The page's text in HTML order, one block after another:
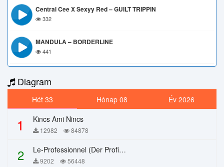
Central Cee X Sexyy Red – GUILT TRIPPIN
332
MANDULA – BORDERLINE
441
Diagram
Hét 33 Hónap 08 Év 2026
1 Kincs Ami Nincs
12982 84878
2 Le-Professionnel (Der Profi) – Chi Mai
9202 56448